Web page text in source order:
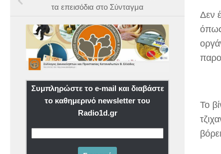
Δεν
Το
τα επεισόδια στο Σύνταγμα
Συμπληρώστε το e-mail και διαβάστε
το καθημερινό newsletter του
Radio1d.gr